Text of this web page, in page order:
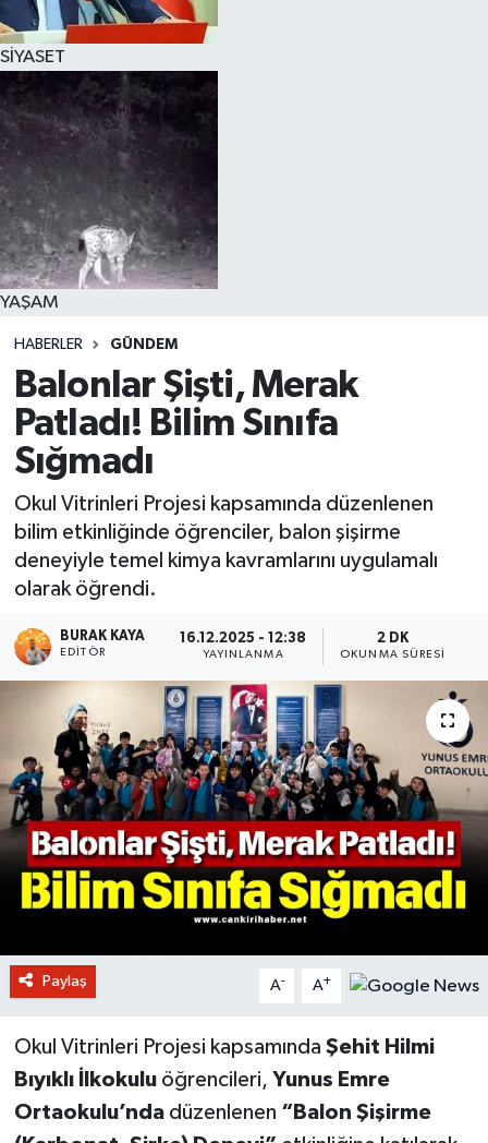
SİYASET
YAŞAM
HABERLER GÜNDEM
Balonlar Şişti, Merak
Patladı! Bilim Sınıfa
Sığmadı
Okul Vitrinleri Projesi kapsamında düzenlenen
bilim etkinliğinde öğrenciler, balon şişirme
deneyiyle temel kimya kavramlarını uygulamalı
olarak öğrendi.
BURAK KAYA
EDITÖR
16.12.2025 - 12:38
YAYINLANMA
2 DK
OKUNMA SÜRESI
Paylaş A- A+
Okul Vitrinleri Projesi kapsamında Şehit Hilmi
Bıyıklı İlkokuluöğrencileri, Yunus Emre
Ortaokulu’ndadüzenlenen “Balon Şişirme